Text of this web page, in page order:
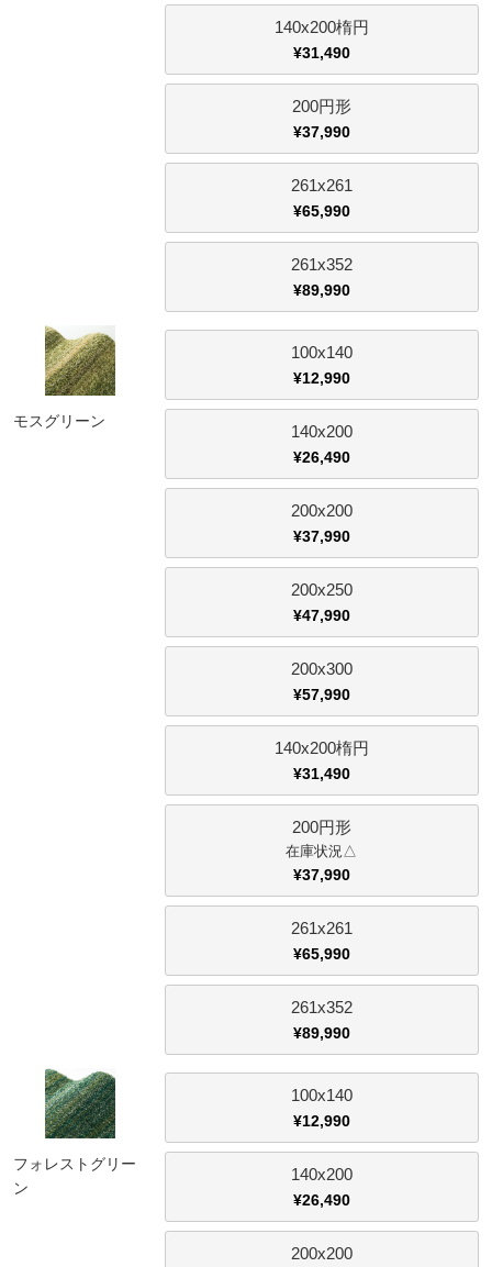
140x200楕円
¥31,490
200円形
¥37,990
261x261
¥65,990
261x352
¥89,990
モスグリーン
100x140
¥12,990
140x200
¥26,490
200x200
¥37,990
200x250
¥47,990
200x300
¥57,990
140x200楕円
¥31,490
200円形
△
¥37,990
261x261
¥65,990
261x352
¥89,990
フォレストグリー
ン
100x140
¥12,990
140x200
¥26,490
200x200